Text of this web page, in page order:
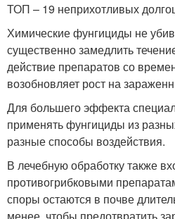
ТОП – 19 неприхотливых
Химические фунгициды не
существенно замедлить
действие препаратов со
возобновляет рост на
Для большего эффекта
применять фунгициды из
разные способы воздействия.
В лечебную обработку также
противогрибковыми
споры остаются в почве